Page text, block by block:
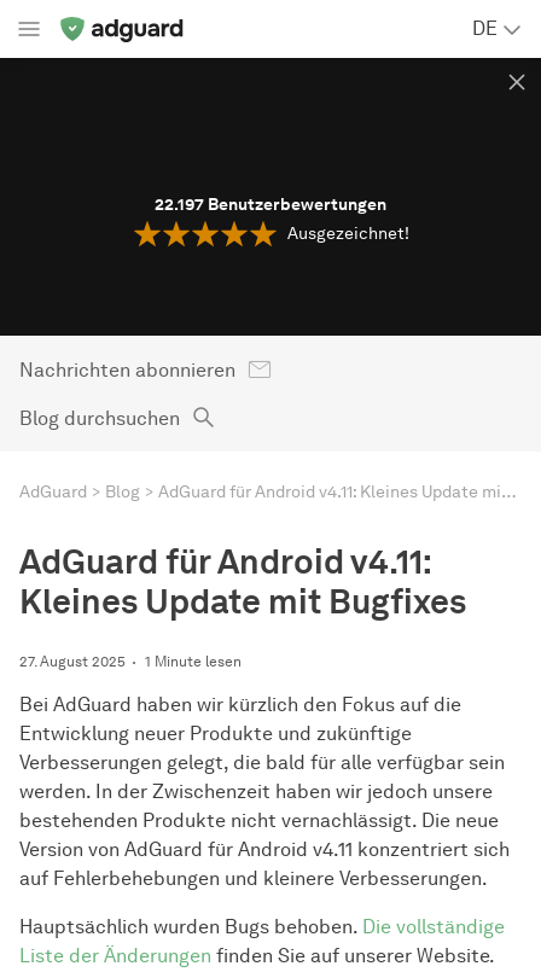
DE
22.197 Benutzerbewertungen
Ausgezeichnet!
Nachrichten abonnieren
Blog durchsuchen
AdGuard Blog AdGuard für Android v4.11: Kleines Update mit Bugfixes
AdGuard für Android v4.11:
Kleines Update mit Bugfixes
27. August 2025 1 Minute lesen
Bei AdGuard haben wir kürzlich den Fokus auf die
Entwicklung neuer Produkte und zukünftige
Verbesserungen gelegt, die bald für alle verfügbar sein
werden. In der Zwischenzeit haben wir jedoch unsere
bestehenden Produkte nicht vernachlässigt. Die neue
Version von AdGuard für Android v4.11 konzentriert sich
auf Fehlerbehebungen und kleinere Verbesserungen.
Hauptsächlich wurden Bugs behoben. Die vollständige
Liste der Änderungen finden Sie auf unserer Website.